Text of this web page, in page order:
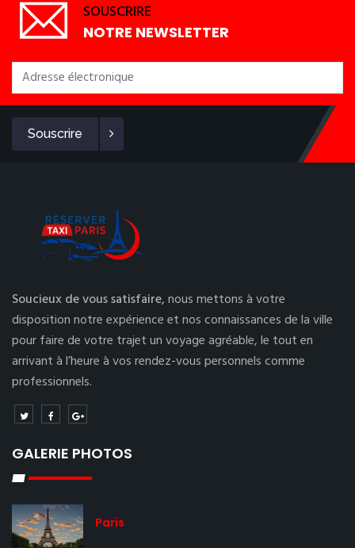
SOUSCRIRE
NOTRE NEWSLETTER
Souscrire
Soucieux de vous satisfaire,nous mettons à votre
disposition notre expérience et nos connaissances de la ville
pour faire de votre trajet un voyage agréable, le tout en
arrivant à l’heure à vos rendez-vous personnels comme
professionnels.
GALERIE PHOTOS
Paris